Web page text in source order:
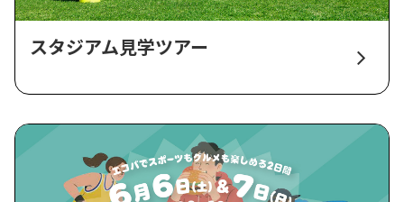
スタジアム見学ツアー